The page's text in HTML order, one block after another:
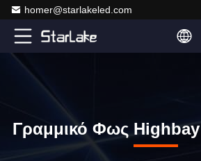
homer@starlakeled.com
Γραμμικό Φως